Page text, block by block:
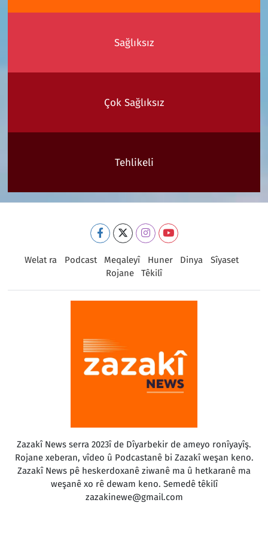
Sağlıksız
Çok Sağlıksız
Tehlikeli
Welat ra Podcast Meqaleyî Huner Dinya
Sîyaset
Rojane
Têkilî
Zazakî News serra 2023î de Dîyarbekir de ameyo ronîyayîş.
Rojane xeberan, vîdeo û Podcastanê bi Zazakî weşan keno.
Zazakî News pê heskerdoxanê ziwanê ma û hetkaranê ma
weşanê xo rê dewam keno. Semedê têkilî
zazakinewe@gmail.com